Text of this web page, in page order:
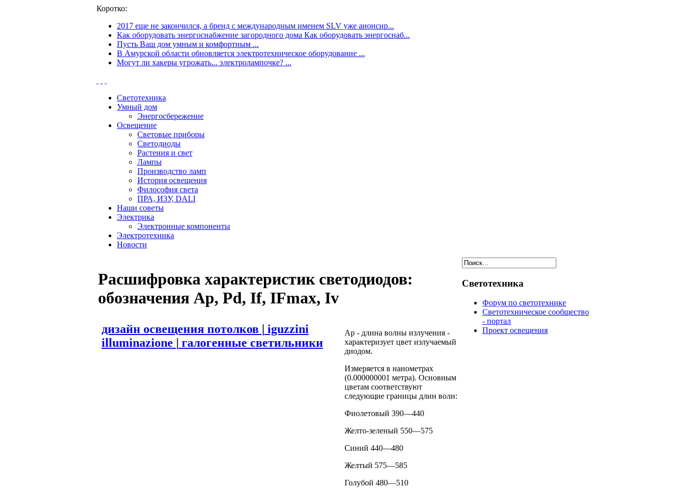
Коротко:
2017 еще не закончился, а бренд с международным именем SLV уже анонсир...
Как оборудовать энергоснабжение загородного дома Как оборудовать энергоснаб...
Пусть Ваш дом умным и комфортным ...
В Амурской области обновляется электротехническое оборудование ...
Могут ли хакеры угрожать... электролампочке? ...
Светотехника
Умный дом
Энергосбережение
Освещение
Световые приборы
Светодиоды
Растения и свет
Лампы
Производство ламп
История освещения
Философия света
ПРА, ИЗУ, DALI
Наши советы
Электрика
Электронные компоненты
Электротехника
Новости
Расшифровка характеристик светодиодов:
обозначения Ар, Pd, If, IFmax, Iv
дизайн освещения потолков | iguzzini
illuminazione | галогенные светильники
Ар - длина волны излучения -
характеризует цвет излучаемый
диодом.
Измеряется в нанометрах
(0.000000001 метра). Основным
цветам соответствуют
следующие границы длин волн:
Фиолетовый 390—440
Желто-зеленый 550—575
Синий 440—480
Желтый 575—585
Голубой 480—510
Светотехника
Форум по светотехнике
Светотехническое сообщество
- портал
Проект освещения